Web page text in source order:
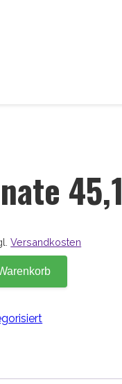
45,1
Versandkosten